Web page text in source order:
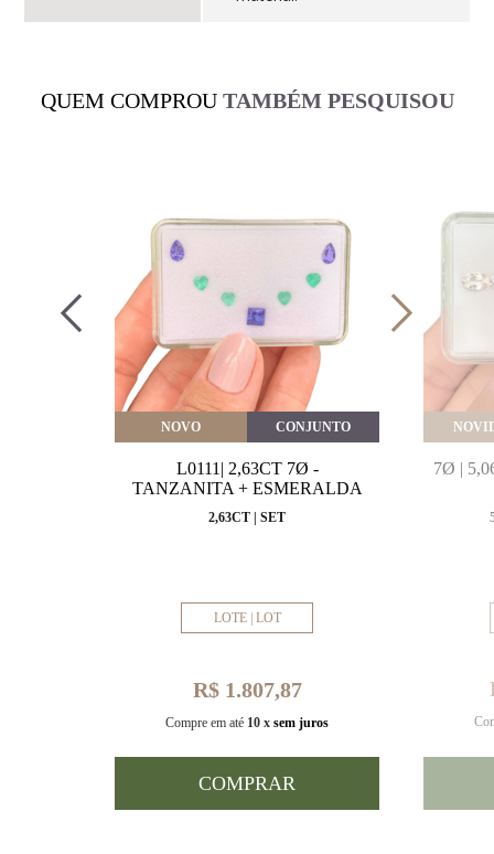
QUEM COMPROU TAMBÉM PESQUISOU
NOVO CONJUNTO
L0111| 2,63CT 7Ø -
TANZANITA + ESMERALDA
2,63CT | SET
LOTE | LOT
R$ 1.807,87
Compre em até 10 x sem juros
COMPRAR
7Ø |